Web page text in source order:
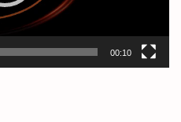
00:10